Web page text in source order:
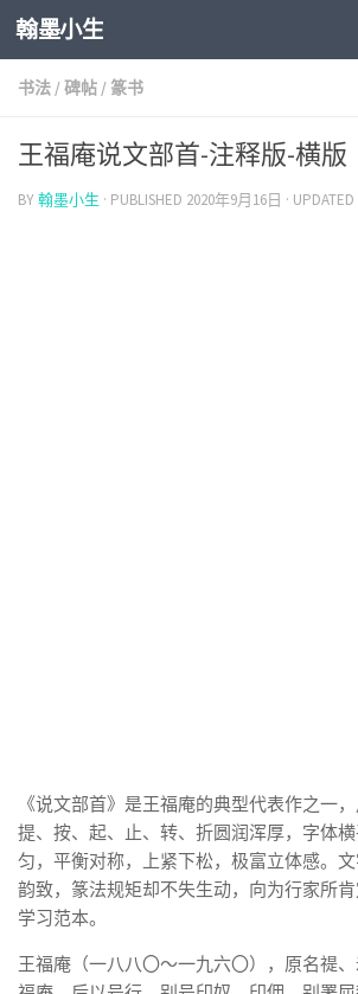
Skip to content
翰墨小生
书法 /碑帖 / 篆书
王福庵说文部首-注释版-横版
BY翰墨小生 · PUBLISHED 2020年9月16日 · UPDATED
《说文部首》是王福庵的典型代表作之一，
提、按、起、止、转、折圆润浑厚，字体
匀，平衡对称，上紧下松，极富立体感。
韵致，篆法规矩却不失生动，向为行家所
学习范本。
王福庵（一八八〇～一九六〇），原名禔